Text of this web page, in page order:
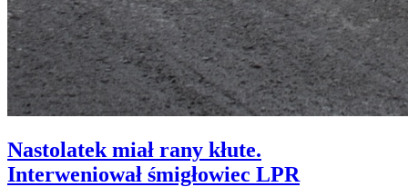
Nastolatek miał rany kłute.
Interweniował śmigłowiec LPR